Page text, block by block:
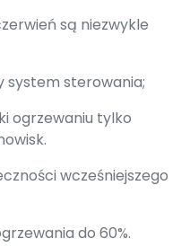
są niezwykle
system sterowania;
ogrzewaniu tylko
wcześniejszego
do 60%.